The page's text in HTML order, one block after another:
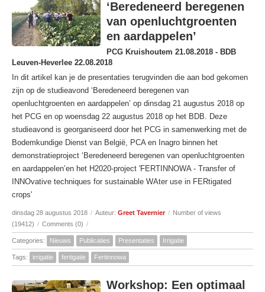
‘Beredeneerd beregenen
van openluchtgroenten
en aardappelen’
PCG Kruishoutem 21.08.2018 - BDB
Leuven-Heverlee 22.08.2018
In dit artikel kan je de presentaties terugvinden die aan bod gekomen
zijn op de studieavond ‘Beredeneerd beregenen van
openluchtgroenten en aardappelen’ op dinsdag 21 augustus 2018 op
het PCG en op woensdag 22 augustus 2018 op het BDB. Deze
studieavond is georganiseerd door het PCG in samenwerking met de
Bodemkundige Dienst van België, PCA en Inagro binnen het
demonstratieproject ‘Beredeneerd beregenen van openluchtgroenten
en aardappelen’en het H2020-project 'FERTINNOWA - Transfer of
INNOvative techniques for sustainable WAter use in FERtigated
crops'
dinsdag 28 augustus 2018 / Auteur: Greet Tavernier / Number of views
(19412) / Comments (0) /
Categories: Nieuws Publicaties Presentaties Irrigatie
Tags: irrigatie fertigatie Fertinnowa
Workshop: Een optimaal